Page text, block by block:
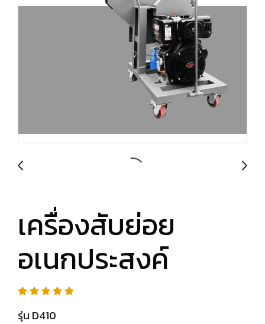
เครื่องสับย่อย
อเนกประสงค์
รุ่น D410